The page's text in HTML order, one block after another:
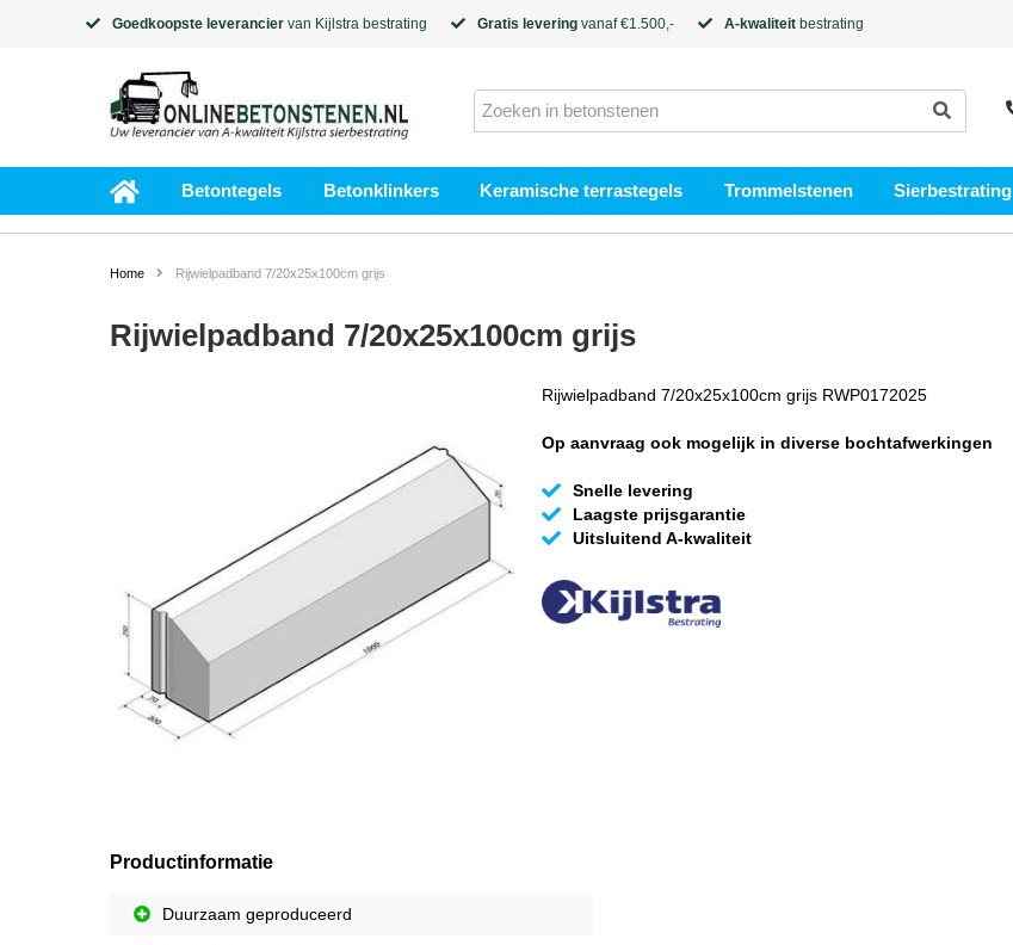
Goedkoopste leverancier van Kijlstra bestrating Gratis levering vanaf €1.500,- A-kwaliteit bestrating
Betontegels Betonklinkers Keramische terrastegels Trommelstenen Sierbestrating
Home Rijwielpadband 7/20x25x100cm grijs
Rijwielpadband 7/20x25x100cm grijs
Rijwielpadband 7/20x25x100cm grijs RWP0172025
Op aanvraag ook mogelijk in diverse bochtafwerkingen
Snelle levering
Laagste prijsgarantie
Uitsluitend A-kwaliteit
Productinformatie
Duurzaam geproduceerd